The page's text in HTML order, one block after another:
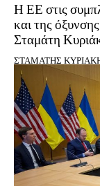
Η ΕΕ στις
και της
Σταμάτη
ΣΤΑΜΑΤΗΣ